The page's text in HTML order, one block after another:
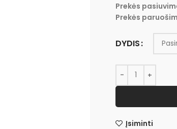
Prekės
Prekės
DYDIS
Įsiminti